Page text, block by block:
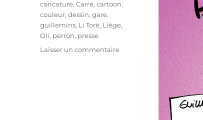
Étiquettes
caricature,Carré,cartoon,
couleur,dessin,gare,
guillemins, Li Toré, Liège,
Oli, perron, presse
Laisser un commentairesur